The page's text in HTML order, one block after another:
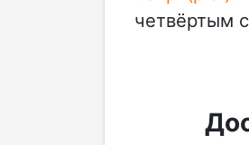
четвёртым